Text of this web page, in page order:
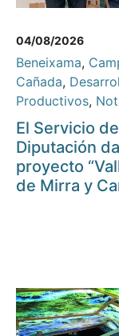
04/08/2026
Beneixama,
Cañada,
Productivos,
El Servicio
Diputación
proyecto
de Mirra y